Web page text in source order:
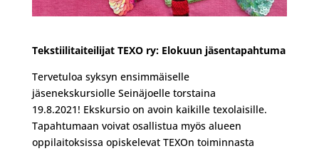
Tekstiilitaiteilijat TEXO ry: Elokuun jäsentapahtuma
Tervetuloa syksyn ensimmäiselle
jäsenekskursiolle Seinäjoelle torstaina
19.8.2021! Ekskursio on avoin kaikille texolaisille.
Tapahtumaan voivat osallistua myös alueen
oppilaitoksissa opiskelevat TEXOn toiminnasta